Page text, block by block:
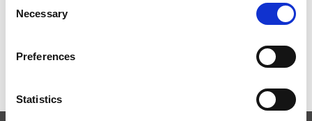
Selection
Necessary
Preferences
Statistics